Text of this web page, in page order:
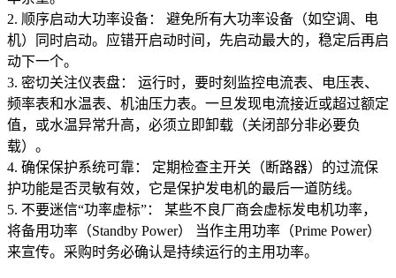
2. 顺序启动大功率设备： 避免所有大功率设备（如空调、电
机）同时启动。应错开启动时间，先启动最大的，稳定后再启
动下一个。
3. 密切关注仪表盘： 运行时，要时刻监控电流表、电压表、
频率表和水温表、机油压力表。一旦发现电流接近或超过额定
值，或水温异常升高，必须立即卸载（关闭部分非必要负
载）。
4. 确保保护系统可靠： 定期检查主开关（断路器）的过流保
护功能是否灵敏有效，它是保护发电机的最后一道防线。
5. 不要迷信“功率虚标”： 某些不良厂商会虚标发电机功率，
将备用功率（Standby Power） 当作主用功率（Prime Power）
来宣传。采购时务必确认是持续运行的主用功率。